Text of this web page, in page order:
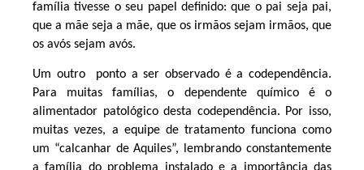
família tivesse o seu papel definido: que o pai seja pai,
que a mãe seja a mãe, que os irmãos sejam irmãos, que
os avós sejam avós.
Um outro ponto a ser observado é a codependência.
Para muitas famílias, o dependente químico é o
alimentador patológico desta codependência. Por isso,
muitas vezes, a equipe de tratamento funciona como
um “calcanhar de Aquiles”, lembrando constantemente